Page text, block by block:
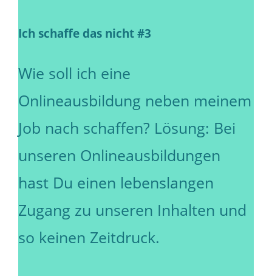
Ich schaffe das nicht #3
Wie soll ich eine
Onlineausbildung neben meinem
Job nach schaffen? Lösung: Bei
unseren Onlineausbildungen
hast Du einen lebenslangen
Zugang zu unseren Inhalten und
so keinen Zeitdruck.